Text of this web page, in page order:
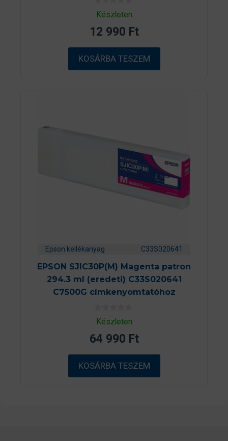
0
a
5
b
ő
l
Készleten
12 990 Ft
KOSÁRBA TESZEM
Epson kellékanyag C33S020641
EPSON SJIC30P(M) Magenta patron
294.3 ml (eredeti) C33S020641
C7500G címkenyomtatóhoz
0
a
5
b
ő
l
Készleten
64 990 Ft
KOSÁRBA TESZEM